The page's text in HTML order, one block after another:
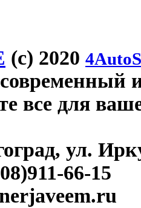
(c) 2020
все для
ул.
66-15